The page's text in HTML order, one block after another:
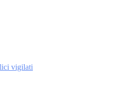
vigilati